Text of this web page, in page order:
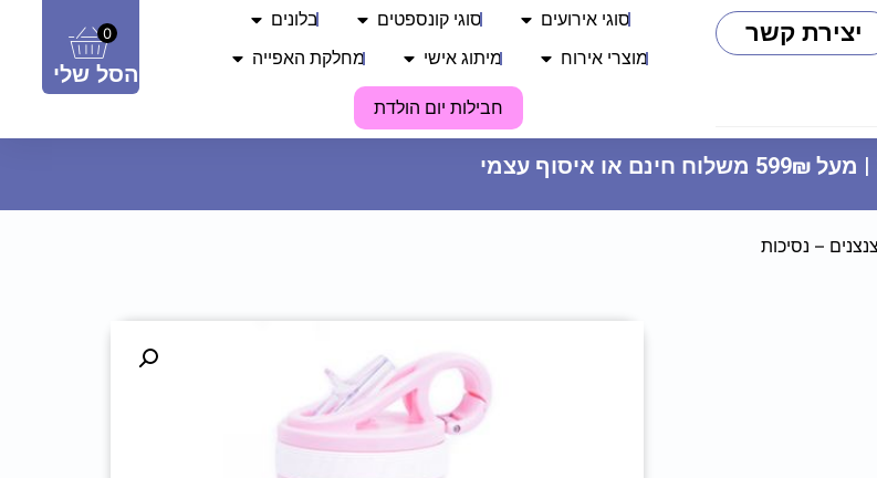
פוטובלוק תעודת לידה - מזל דגים
0
הסל שלי
יצירת קשר סוגי אירועים סוגי קונספטים בלונים
מוצרי אירוח מיתוג אישי מחלקת האפייה
חבילות יום הולדת
מעל 599₪ משלוח חינם או איסוף עצמי